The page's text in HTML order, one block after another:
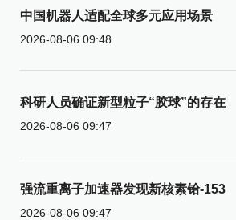
中国机器人适配全球多元应用场景
2026-08-06 09:48
科研人员确证新型粒子“胶球”的存在
2026-08-06 09:47
强流重离子加速器发现新核素铪-153
2026-08-06 09:47